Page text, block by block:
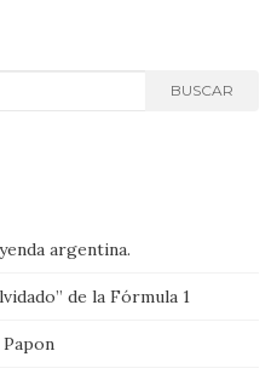
BUSCAR
argentina.
de la Fórmula 1